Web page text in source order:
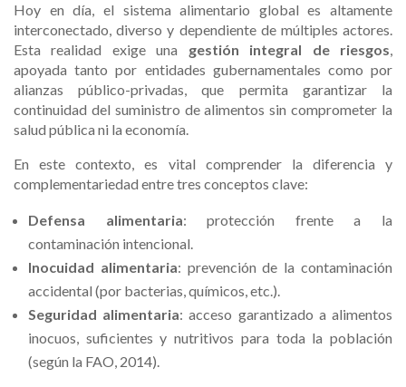
Hoy en día, el sistema alimentario global es altamente
interconectado, diverso y dependiente de múltiples actores.
Esta realidad exige una gestión integral de riesgos,
apoyada tanto por entidades gubernamentales como por
alianzas público-privadas, que permita garantizar la
continuidad del suministro de alimentos sin comprometer la
salud pública ni la economía.
En este contexto, es vital comprender la diferencia y
complementariedad entre tres conceptos clave:
Defensa alimentaria: protección frente a la
contaminación intencional.
Inocuidad alimentaria: prevención de la contaminación
accidental (por bacterias, químicos, etc.).
Seguridad alimentaria: acceso garantizado a alimentos
inocuos, suficientes y nutritivos para toda la población
(según la FAO, 2014).